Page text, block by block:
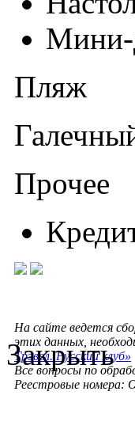
Мини-
Пляж
Прочее
На сайте ведется
этих данных,
Трэвел. Русский клуб»
Все вопросы по
Реестровые номера:
Закрыть